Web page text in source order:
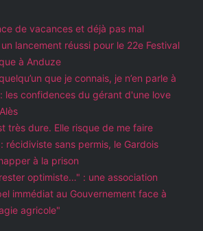
de vacances et déjà pas mal
lancement réussi pour le 22e Festival
à Anduze
que je connais, je n’en parle à
les confidences du gérant d'une love
très dure. Elle risque de me faire
récidiviste sans permis, le Gardois
à la prison
rester optimiste…" : une association
immédiat au Gouvernement face à
agricole"